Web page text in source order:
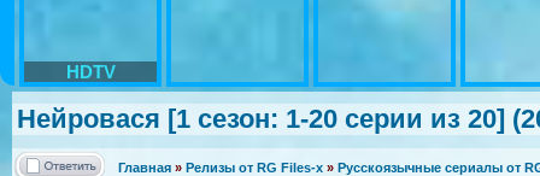
HDTV
Нейровася [1 сезон: 1-20 серии из 20]
Главная » Релизы от RG Files-x » Русскоязычные сериалы от